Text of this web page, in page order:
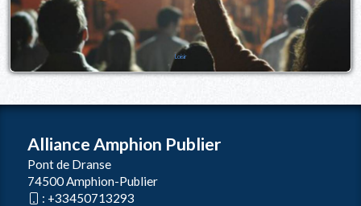
Loisir
Alliance Amphion Publier
Pont de Dranse
74500 Amphion-Publier
: +33450713293